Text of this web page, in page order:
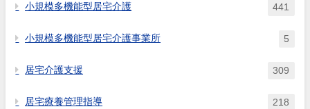
小規模多機能型居宅介護 441
小規模多機能型居宅介護事業所 5
居宅介護支援 309
居宅療養管理指導 218